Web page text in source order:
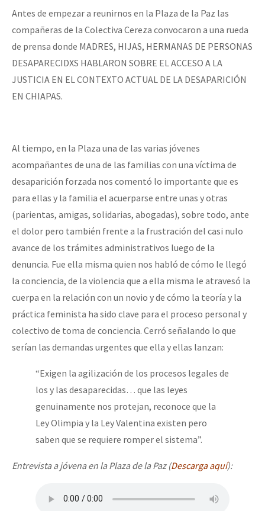
Antes de empezar a reunirnos en la Plaza de la Paz las
compañeras de la Colectiva Cereza convocaron a una rueda
de prensa donde MADRES, HIJAS, HERMANAS DE PERSONAS
DESAPARECIDXS HABLARON SOBRE EL ACCESO A LA
JUSTICIA EN EL CONTEXTO ACTUAL DE LA DESAPARICIÓN
EN CHIAPAS.
Al tiempo, en la Plaza una de las varias jóvenes
acompañantes de una de las familias con una víctima de
desaparición forzada nos comentó lo importante que es
para ellas y la familia el acuerparse entre unas y otras
(parientas, amigas, solidarias, abogadas), sobre todo, ante
el dolor pero también frente a la frustración del casi nulo
avance de los trámites administrativos luego de la
denuncia. Fue ella misma quien nos habló de cómo le llegó
la conciencia, de la violencia que a ella misma le atravesó la
cuerpa en la relación con un novio y de cómo la teoría y la
práctica feminista ha sido clave para el proceso personal y
colectivo de toma de conciencia. Cerró señalando lo que
serían las demandas urgentes que ella y ellas lanzan:
“Exigen la agilización de los procesos legales de
los y las desaparecidas… que las leyes
genuinamente nos protejan, reconoce que la
Ley Olimpia y la Ley Valentina existen pero
saben que se requiere romper el sistema”.
Entrevista a jóvena en la Plaza de la Paz (Descarga aquí):